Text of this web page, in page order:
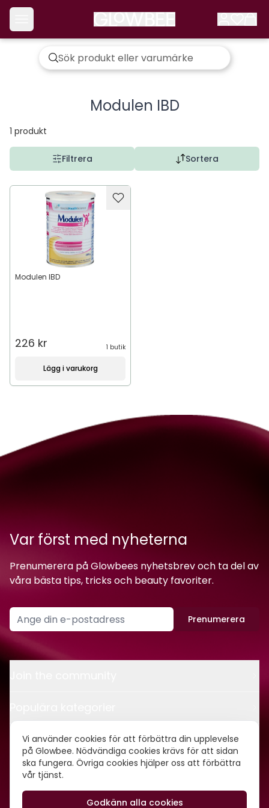
Vi använder cookies för att förbättra din upplevelse
på Glowbee. Nödvändiga cookies krävs för att sidan
ska fungera. Övriga cookies hjälper oss att förbättra
vår tjänst.
Godkänn alla cookies
Modulen IBD
1 produkt
Filtrera Sortera
Modulen IBD
226 kr 1 butik
Lägg i varukorg
Var först med nyheterna
Prenumerera på Glowbees nyhetsbrev och ta del av
våra bästa tips, tricks och beauty favoriter.
Prenumerera
Kontakt
Om oss